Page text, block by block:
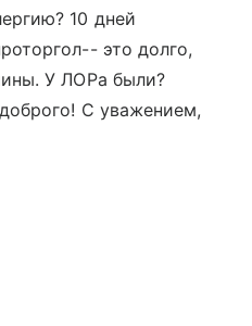
10 дней
это долго,
У ЛОРа были?
С уважением,